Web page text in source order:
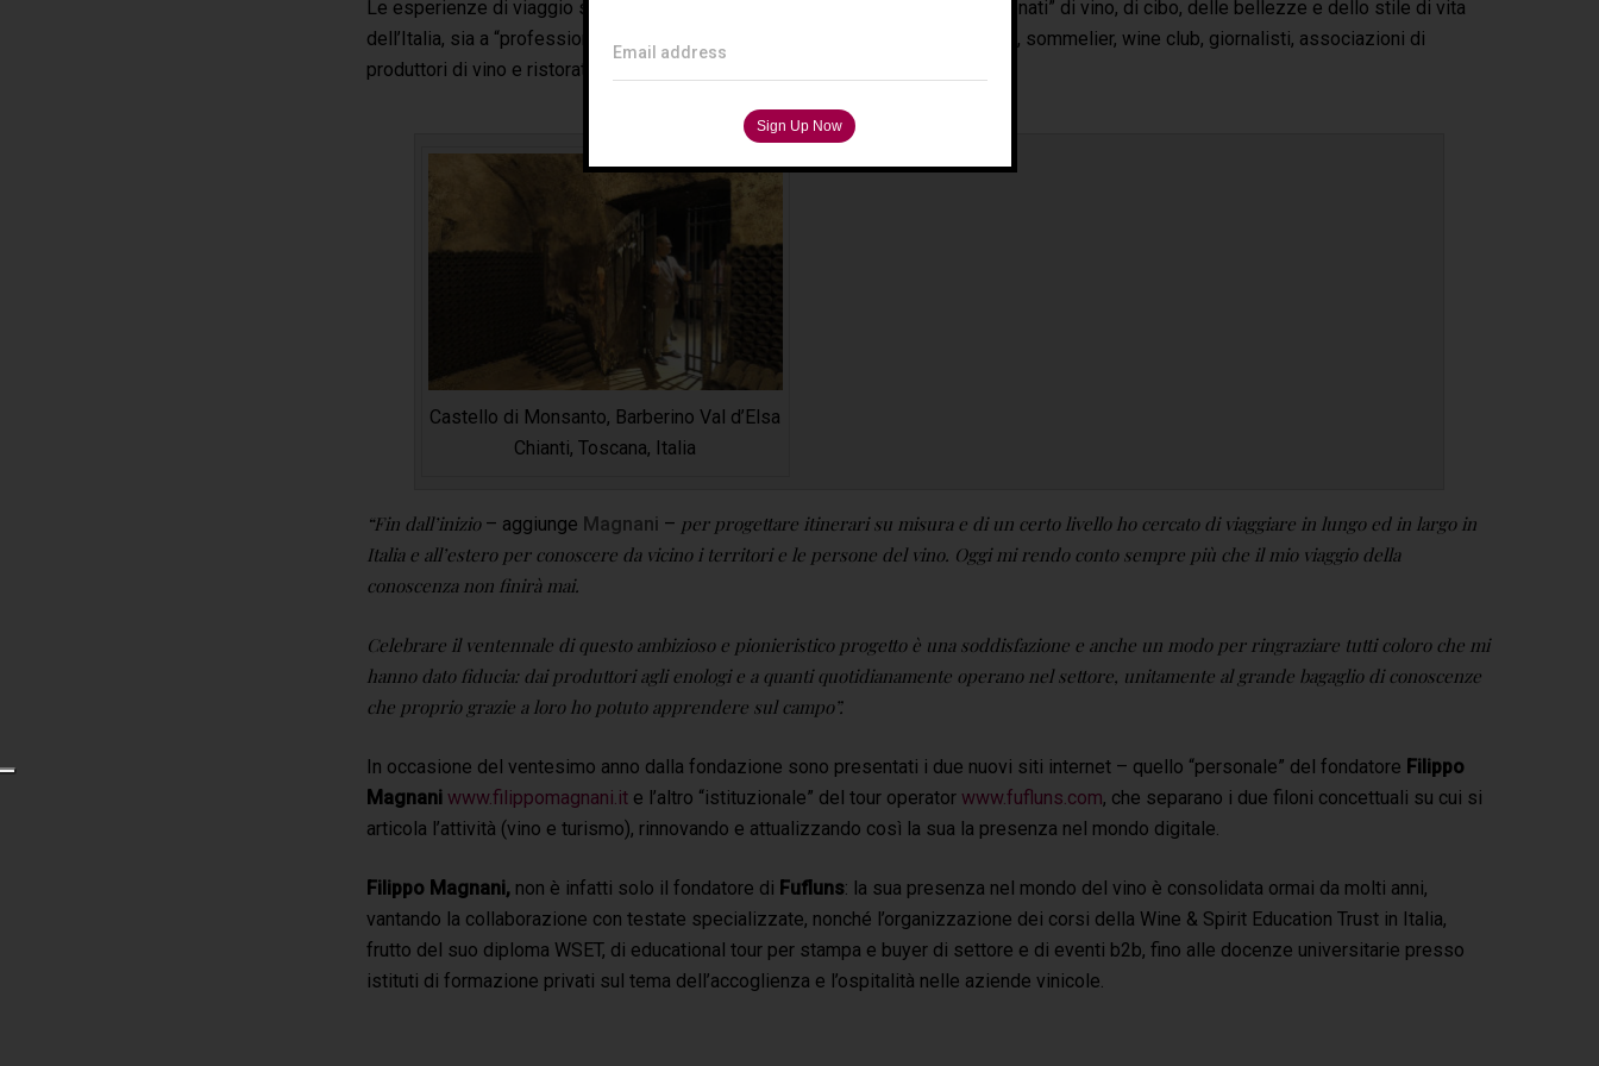
Le esperienze di viaggio si rivolgono sia a viaggiatori internazionali, “appassionati” di vino, di cibo, delle bellezze e dello stile di vita
dell’Italia, sia a “professionisti” del settore enogastronomico come importatori, sommelier, wine club, giornalisti, associazioni di
produttori di vino e ristoratori provenienti da tutto il mondo.
Castello di Monsanto, Barberino Val d’Elsa
Chianti, Toscana, Italia
“Fin dall’inizio – aggiunge Magnani – per progettare itinerari su misura e di un certo livello ho cercato di viaggiare in lungo ed in largo in
Italia e all’estero per conoscere da vicino i territori e le persone del vino. Oggi mi rendo conto sempre più che il mio viaggio della
conoscenza non finirà mai.
Celebrare il ventennale di questo ambizioso e pionieristico progetto è una soddisfazione e anche un modo per ringraziare tutti coloro che mi
hanno dato fiducia: dai produttori agli enologi e a quanti quotidianamente operano nel settore, unitamente al grande bagaglio di conoscenze
che proprio grazie a loro ho potuto apprendere sul campo”.
In occasione del ventesimo anno dalla fondazione sono presentati i due nuovi siti internet – quello “personale” del fondatore Filippo
Magnani www.filippomagnani.it e l’altro “istituzionale” del tour operator www.fufluns.com, che separano i due filoni concettuali su cui si
articola l’attività (vino e turismo), rinnovando e attualizzando così la sua la presenza nel mondo digitale.
Filippo Magnani,non è infatti solo il fondatore di Fufluns: la sua presenza nel mondo del vino è consolidata ormai da molti anni,
vantando la collaborazione con testate specializzate, nonché l’organizzazione dei corsi della Wine & Spirit Education Trust in Italia,
frutto del suo diploma WSET, di educational tour per stampa e buyer di settore e di eventi b2b, fino alle docenze universitarie presso
istituti di formazione privati sul tema dell’accoglienza e l’ospitalità nelle aziende vinicole.
Email address